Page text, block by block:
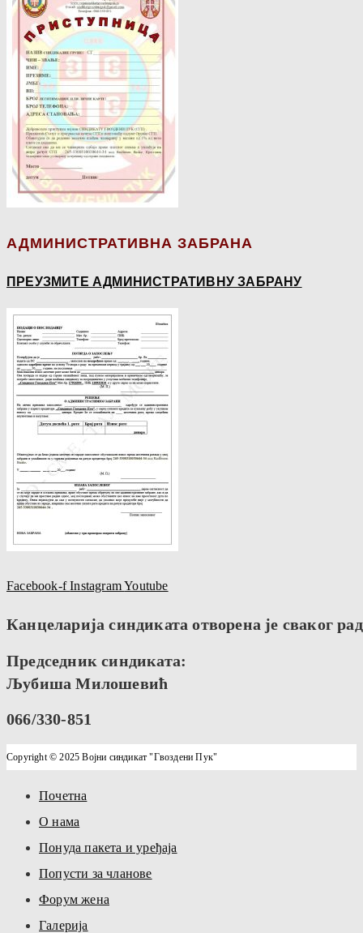
АДМИНИСТРАТИВНА ЗАБРАНА
ПРЕУЗМИТЕ АДМИНИСТРАТИВНУ ЗАБРАНУ
Facebook-f InstagramYoutube
Канцеларија синдиката отворена је сваког
Председник синдиката:
Љубиша Милошевић
066/330-851
Copyright © 2025 Војни синдикат "Гвоздени Пук"
Почетна
О нама
Понуда пакета и уређаја
Попусти за чланове
Форум жена
Галерија